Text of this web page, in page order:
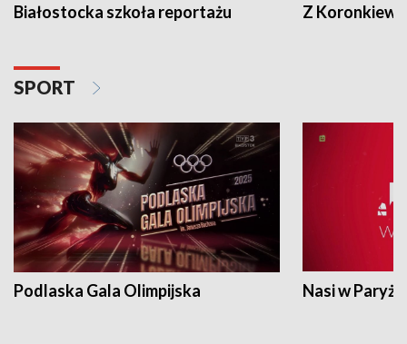
Białostocka szkoła reportażu Z
SPORT
Podlaska Gala Olimpijska Nasi w Paryżu